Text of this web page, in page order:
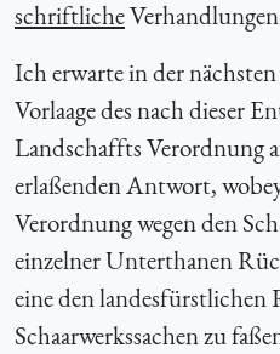
schriftliche
Ich erwarte in der
Vorlaage des nach dieser
Landschaffts Verordnung
erlaßenden Antwort,
Verordnung wegen den
einzelner Unterthanen
eine den landesfürstlichen
Schaarwerkssachen zu